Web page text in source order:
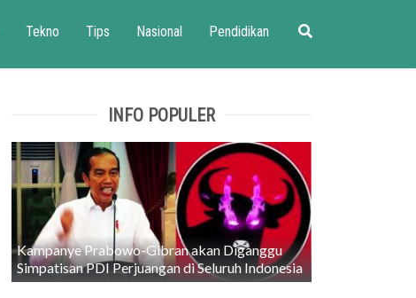
Tekno Tips Nasional Pendidikan
INFO POPULER
Kampanye Prabowo-Gibran akan Diganggu
Simpatisan PDI Perjuangan di Seluruh Indonesia